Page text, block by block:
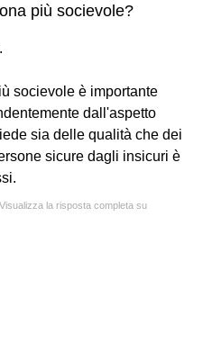
più socievole?
socievole è importante
dall'aspetto
sia delle qualità che dei
sicure dagli insicuri è
Visualizza la risposta completa su